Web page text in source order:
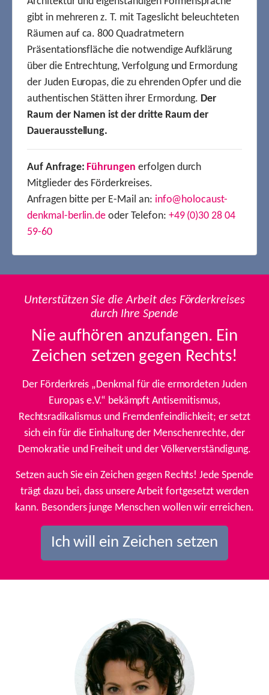
gibt in mehreren z. T. mit Tageslicht beleuchteten
Räumen auf ca. 800 Quadratmetern
Präsentationsfläche die notwendige Aufklärung
über die Entrechtung, Verfolgung und Ermordung
der Juden Europas, die zu ehrenden Opfer und die
authentischen Stätten ihrer Ermordung. Der
Raum der Namen ist der dritte Raum der
Dauerausstellung.
Auf Anfrage: Führungen erfolgen durch
Mitglieder des Förderkreises.
Anfragen bitte per E-Mail an: info@holocaust-
denkmal-berlin.de oder Telefon: +49 (0)30 28 04
59-60
Unterstützen Sie die Arbeit des Förderkreises
durch Ihre Spende
Nie aufhören anzufangen. Ein
Zeichen setzen gegen Rechts!
Der Förderkreis „Denkmal für die ermordeten Juden
Europas e.V.“ bekämpft Antisemitismus,
Rechtsradikalismus und Fremdenfeindlichkeit; er setzt
sich ein für die Einhaltung der Menschenrechte, der
Demokratie und Freiheit und der Völkerverständigung.
Setzen auch Sie ein Zeichen gegen Rechts! Jede Spende
trägt dazu bei, dass unsere Arbeit fortgesetzt werden
kann. Besonders junge Menschen wollen wir erreichen.
Ich will ein Zeichen setzen